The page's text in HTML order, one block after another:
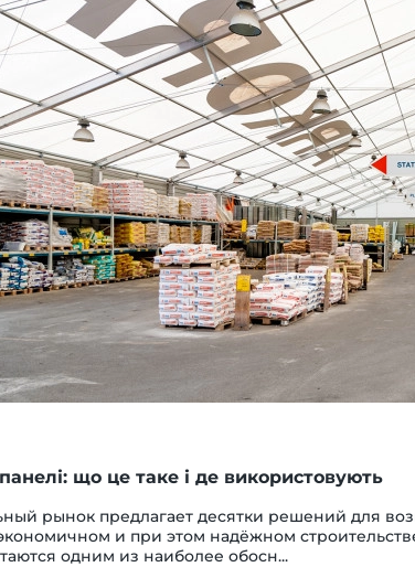
що це таке і де використовують
рынок предлагает десятки решений для
и при этом надёжном
одним из наиболее обосн...